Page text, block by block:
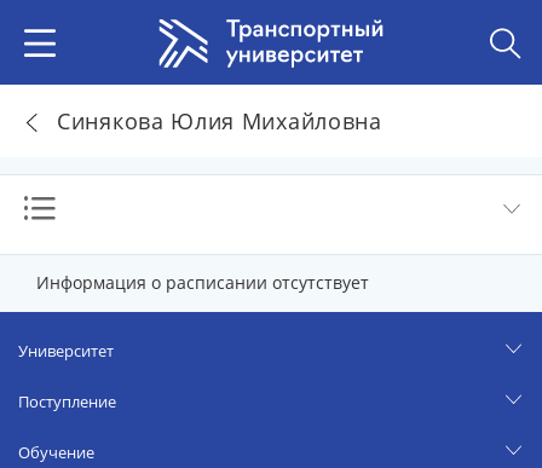
Синякова Юлия Михайловна
Информация о расписании отсутствует
Университет
Поступление
Обучение